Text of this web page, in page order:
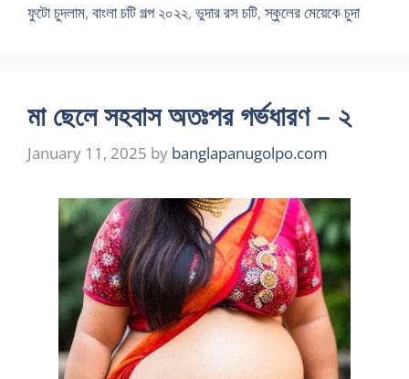
ফুটো চুদলাম, বাংলা চটি গল্প ২০২২, ভুদার রস চটি,স্কুলের মেয়েকে চুদা
মা ছেলে সহবাস অতঃপর গর্ভধারণ – ২
January 11, 2025 by banglapanugolpo.com